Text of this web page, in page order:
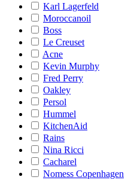
Karl Lagerfeld
Moroccanoil
Boss
Le Creuset
Acne
Kevin Murphy
Fred Perry
Oakley
Persol
Hummel
KitchenAid
Rains
Nina Ricci
Cacharel
Nomess Copenhagen